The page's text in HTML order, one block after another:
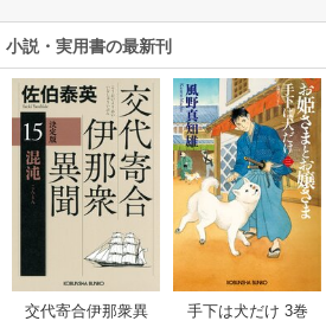
小説・実用書の最新刊
交代寄合伊那衆異
手下は犬だけ 3巻